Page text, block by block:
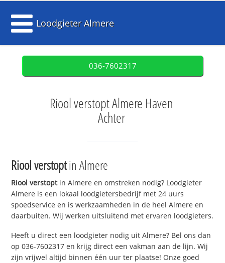
Loodgieter Almere
036-7602317
Riool verstopt Almere Haven
Achter
Riool verstoptin Almere
Riool verstoptin Almere en omstreken nodig? Loodgieter
Almere is een lokaal loodgietersbedrijf met 24 uurs
spoedservice en is werkzaamheden in de heel Almere en
daarbuiten. Wij werken uitsluitend met ervaren loodgieters.
Heeft u direct een loodgieter nodig uit Almere? Bel ons dan
op 036-7602317 en krijg direct een vakman aan de lijn. Wij
zijn vrijwel altijd binnen één uur ter plaatse! Onze goed